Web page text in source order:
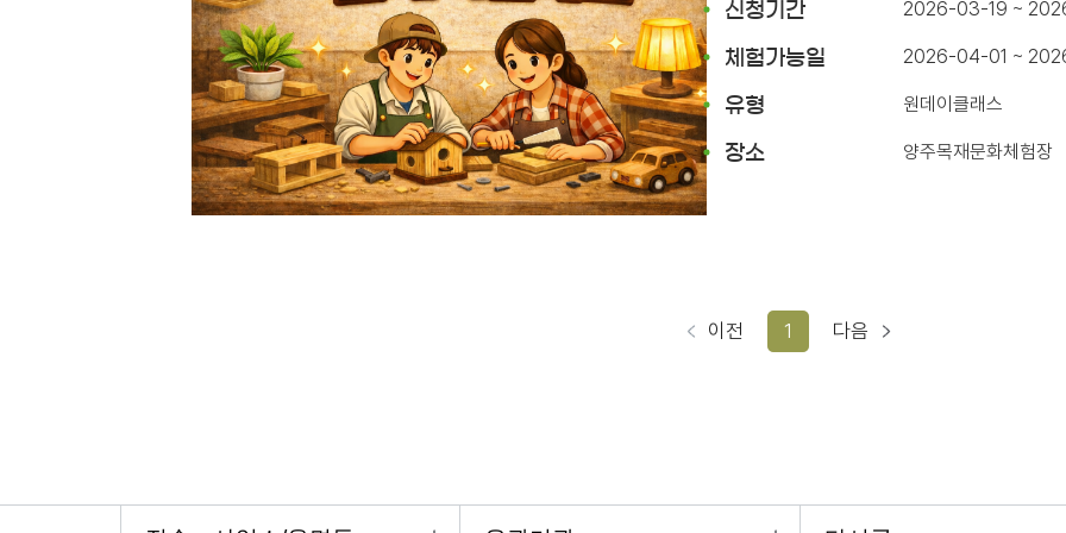
신청기간 2026-03-19 ~
체험가능일 2026-04-01 ~
유형 원데이클래스
장소 양주목재문화체험장
이전 1 다음